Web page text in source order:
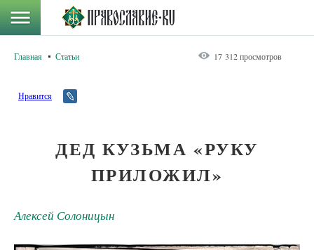
Главная Статьи 17 312 просмотров
Нравится
ДЕД КУЗЬМА «РУКУ
ПРИЛОЖИЛ»
Алексей Солоницын